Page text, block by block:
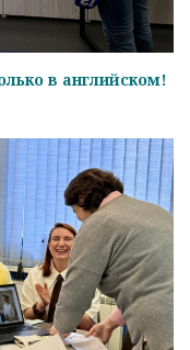
в английском!